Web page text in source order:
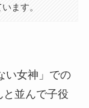
ます。
い女神」での
並んで子役